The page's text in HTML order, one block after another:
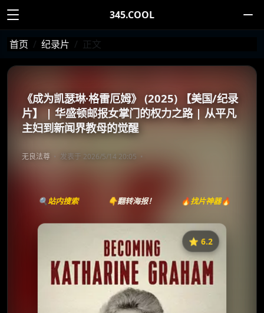
345.COOL
首页 纪录片 正文
《成为凯瑟琳·格雷厄姆》 (2025) 【美国/纪录
片】 | 华盛顿邮报女掌门的权力之路 | 从平凡
主妇到新闻界教母的觉醒
无良法尊 发表于 2026/5/14 20:05
🔍站内搜索 👇翻转海报！ 🔥找片神器🔥
⭐️ 6.2
《成为凯瑟琳·格雷厄姆》
⭐️ 评分：6.2 | 🎬 2025年
夸克网盘